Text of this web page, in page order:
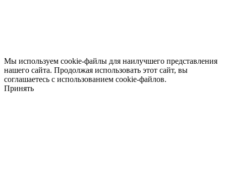
Мы используем cookie-файлы для наилучшего представления
нашего сайта. Продолжая использовать этот сайт, вы
соглашаетесь с использованием cookie-файлов.
Принять